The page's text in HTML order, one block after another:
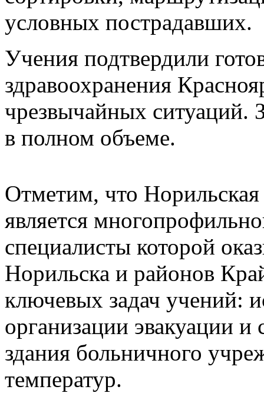
условных пострадавших.
Учения подтвердили
здравоохранения
чрезвычайных ситуаций.
в полном объеме.
Отметим, что
является
специалисты которой
Норильска и районов
ключевых задач учений:
организации эвакуации
здания больничного
температур.